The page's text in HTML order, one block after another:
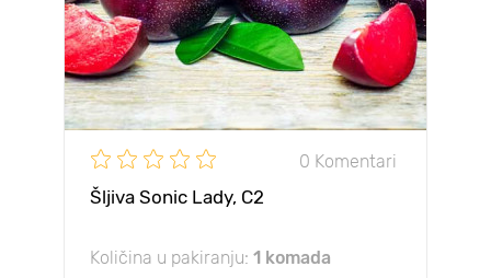
0 Komentari
Šljiva Sonic Lady, С2
Količina u pakiranju: 1 komada